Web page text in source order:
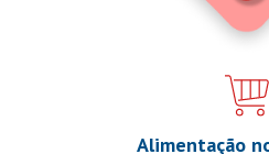
Alimentação